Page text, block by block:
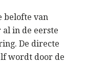
belofte van
in de eerste
De directe
wordt door de